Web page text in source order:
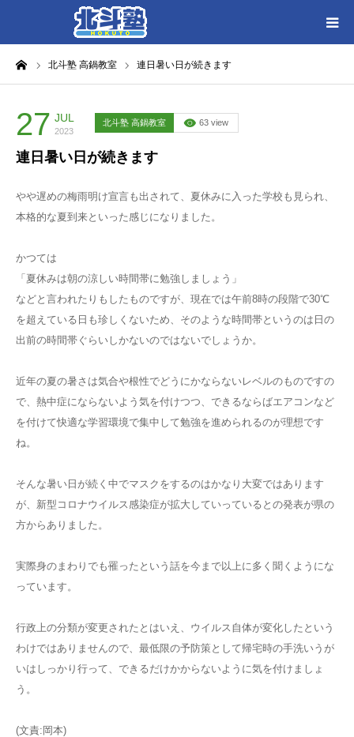
北斗塾 高鍋教室 連日暑い日が続きます
27 JUL
2023
北斗塾 高鍋教室 63 view
連日暑い日が続きます
やや遅めの梅雨明け宣言も出されて、夏休みに入った学校も見られ、
本格的な夏到来といった感じになりました。
かつては
「夏休みは朝の涼しい時間帯に勉強しましょう」
などと言われたりもしたものですが、現在では午前8時の段階で30℃
を超えている日も珍しくないため、そのような時間帯というのは日の
出前の時間帯ぐらいしかないのではないでしょうか。
近年の夏の暑さは気合や根性でどうにかならないレベルのものですの
で、熱中症にならないよう気を付けつつ、できるならばエアコンなど
を付けて快適な学習環境で集中して勉強を進められるのが理想です
ね。
そんな暑い日が続く中でマスクをするのはかなり大変ではあります
が、新型コロナウイルス感染症が拡大していっているとの発表が県の
方からありました。
実際身のまわりでも罹ったという話を今まで以上に多く聞くようにな
っています。
行政上の分類が変更されたとはいえ、ウイルス自体が変化したという
わけではありませんので、最低限の予防策として帰宅時の手洗いうが
いはしっかり行って、できるだけかからないように気を付けましょ
う。
(文責:岡本)
HOME
各教室別に記事を見る
北斗塾／教室一覧
お問い合わせ